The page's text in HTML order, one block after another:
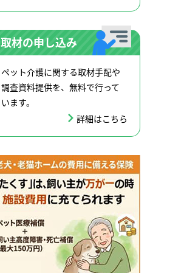
取材の申し込み
ペット介護に関する取材手配や
調査資料提供を、無料で行って
います。
詳細はこちら